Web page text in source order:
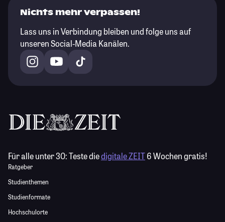
Nichts mehr verpassen!
Lass uns in Verbindung bleiben und folge uns auf
unseren Social-Media Kanälen.
Für alle unter 30:Teste diedigitale ZEIT6 Wochen gratis!
Ratgeber
Studienthemen
Studienformate
Hochschulorte